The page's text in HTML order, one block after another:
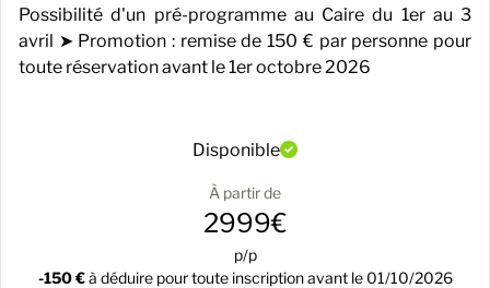
Possibilité d'un pré-programme au Caire du 1er au 3
avril ➤ Promotion : remise de 150 € par personne pour
toute réservation avant le 1er octobre 2026
Disponible
À partir de
2999€
p/p
-150 €à déduire pour toute inscription avant le 01/10/2026